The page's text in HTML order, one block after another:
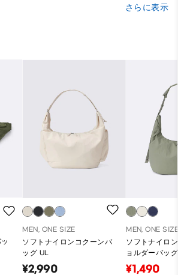
さらに表示
MEN, ONE SIZE
ソフトナイロンコクーンバ
ッグ UL
¥2,990
MEN, ONE
ソフトナイロ
ョルダーバッグ
¥1,490